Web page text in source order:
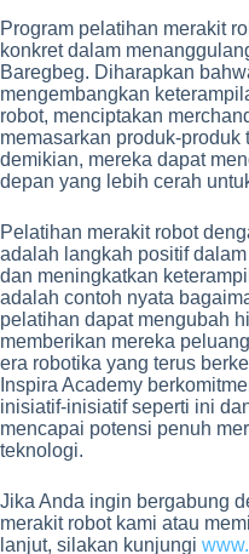
Program pelatihan merakit
konkret dalam
Baregbeg. Diharapkan
mengembangkan
robot, menciptakan
memasarkan produk-produk
demikian, mereka dapat
depan yang lebih cerah
Pelatihan merakit robot
adalah langkah positif
dan meningkatkan
adalah contoh nyata
pelatihan dapat mengubah
memberikan mereka
era robotika yang terus
Inspira Academy
inisiatif-inisiatif seperti ini
mencapai potensi penuh
teknologi.
Jika Anda ingin bergabung
merakit robot kami atau
lanjut, silakan kunjungi